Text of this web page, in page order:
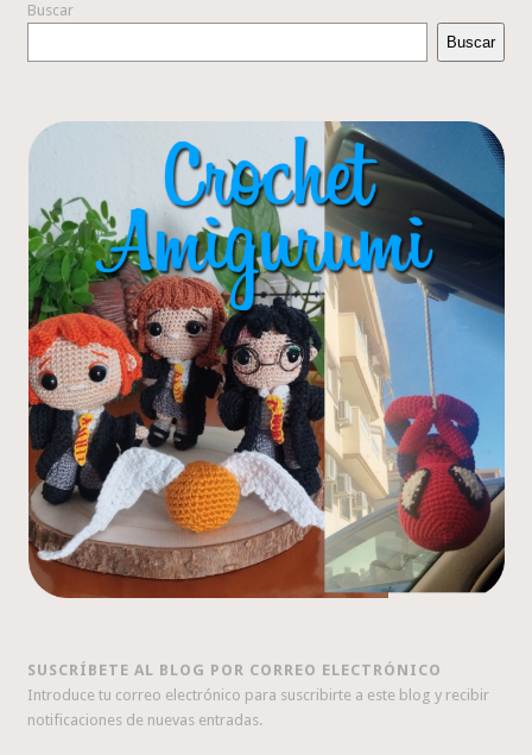
Buscar
Buscar
SUSCRÍBETE AL BLOG POR CORREO ELECTRÓNICO
Introduce tu correo electrónico para suscribirte a este blog y recibir
notificaciones de nuevas entradas.